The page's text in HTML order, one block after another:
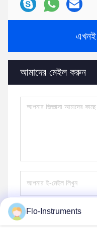
আমাদের মেইল করুন
Flo-Instruments